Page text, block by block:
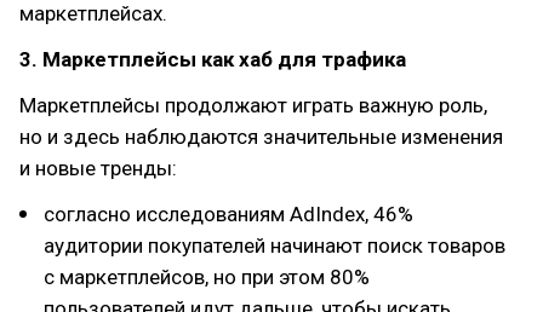
маркетплейсах.
3. Маркетплейсы как хаб для трафика
Маркетплейсы продолжают играть важную роль,
но и здесь наблюдаются значительные изменения
и новые тренды:
согласно исследованиям AdIndex, 46%
аудитории покупателей начинают поиск товаров
с маркетплейсов, но при этом 80%